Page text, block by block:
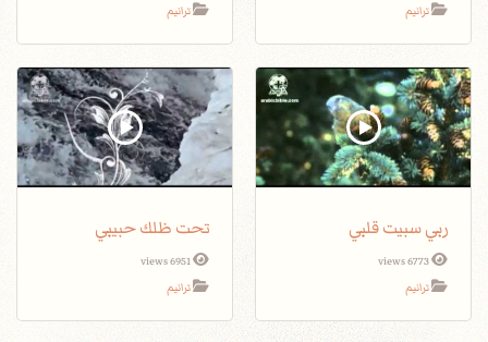
ترانيم
ترانيم
ربي سبيت قلبي
6773 views
ترانيم
تحت ظلك حبيبي
6951 views
ترانيم